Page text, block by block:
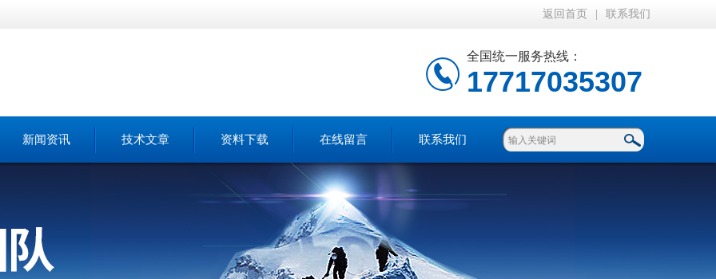
返回首页 联系我们
全国统一服务热线：
17717035307
新闻资讯 技术文章 资料下载 在线留言 联系我们